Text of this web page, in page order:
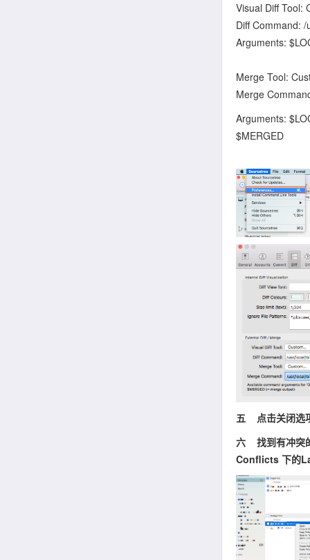
Visual Diff
Diff Command:
Arguments:
Merge Tool:
Merge
Arguments:
$MERGED
五 点击关闭选
六 找到有冲突
Conflicts 下的